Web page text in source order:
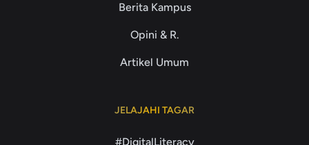
Berita Kampus
Opini & R.
Artikel Umum
JELAJAHI TAGAR
#DigitalLiteracy